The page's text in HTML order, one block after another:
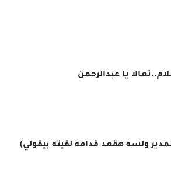
يا عبدالرحمن
ولسه هقعد قدامه لقيته بيقولي)